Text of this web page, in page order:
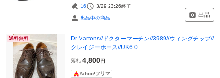
16 3/29 23:26終了
出品中の商品 出品
送料無料
Dr.Martens//ドクターマーチン//3989//ウィングチップ//
クレイジーホース//UK6.0
落札 4,800円
Yahoo!フリマ